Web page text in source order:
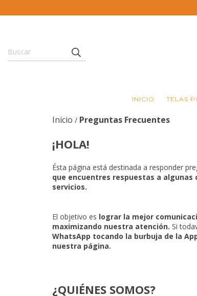
INICIO TELAS
Inicio / Preguntas Frecuentes
¡HOLA!
Ésta página está destinada a responder
que encuentres respuestas a
servicios.
El objetivo es lograr la mejor
maximizando nuestra atención. Si
WhatsApp tocando la burbuja de la
nuestra página.
¿QUIÉNES SOMOS?